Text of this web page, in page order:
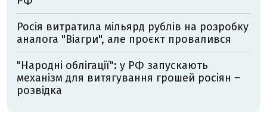
Росія витратила мільярд рублів на розробку
аналога "Віагри", але проєкт провалився
"Народні облігації": у РФ запускають
механізм для витягування грошей росіян ‒
розвідка